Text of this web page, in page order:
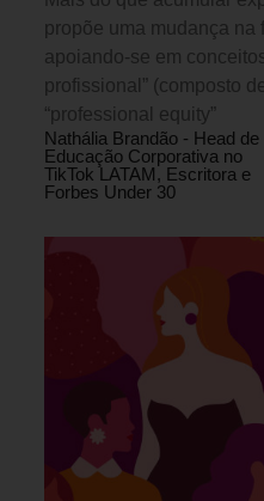
propõe uma mudança na
apoiando-se em
profissional” (composto
“professional equity”
Nathália Brandão - Head de
Educação Corporativa no
TikTok LATAM, Escritora e
Forbes Under 30